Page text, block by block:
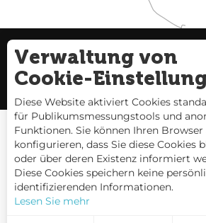
Nützliche Links
Gezeitentafeln
Webcams
Verwaltung von
Cookie-
Diese Website aktiviert Cookies
für Publikumsmessungstools und
Funktionen. Sie können Ihren Browser
konfigurieren, dass Sie diese Cookies
oder über deren Existenz informiert
Diese Cookies speichern keine
identifizierenden Informationen.
Lesen Sie mehr